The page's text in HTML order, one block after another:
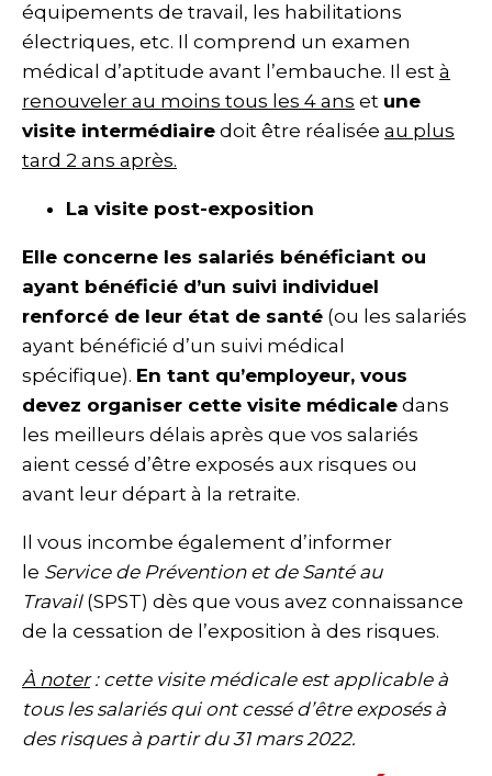
équipements de travail, les habilitations
électriques, etc. Il comprend un examen
médical d’aptitude avant l’embauche. Il est à
renouveler au moins tous les 4 ans et une
visite intermédiaire doit être réalisée au plus
tard 2 ans après.
La visite post-exposition
Elle concerne les salariés bénéficiant ou
ayant bénéficié d’un suivi individuel
renforcé de leur état de santé (ou les salariés
ayant bénéficié d’un suivi médical
spécifique). En tant qu’employeur, vous
devez organiser cette visite médicale dans
les meilleurs délais après que vos salariés
aient cessé d’être exposés aux risques ou
avant leur départ à la retraite.
Il vous incombe également d’informer
le Service de Prévention et de Santé au
Travail (SPST) dès que vous avez connaissance
de la cessation de l’exposition à des risques.
À noter: cette visite médicale est applicable à
tous les salariés qui ont cessé d’être exposés à
des risques à partir du 31 mars 2022.